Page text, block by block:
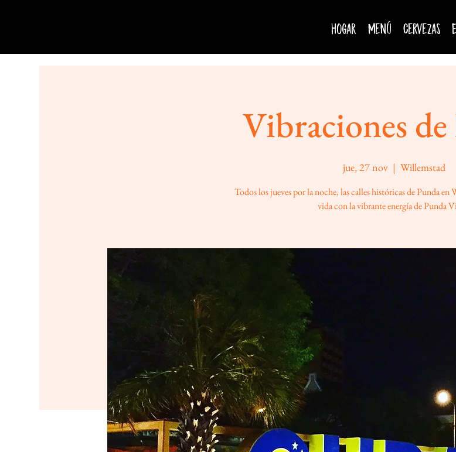
Hogar Menú Cervezas
Vibraciones
jue, 27 nov
  |
Willemstad
Todos los jueves por la noche, las calles históricas de Punda
vida con la vibrante energía de Punda